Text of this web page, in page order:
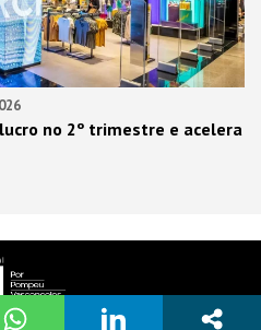
no 2º trimestre e acelera